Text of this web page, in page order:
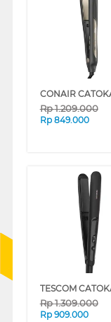
Rp1.209.000
Rp 849.000
Rp1.309.000
Rp 909.000